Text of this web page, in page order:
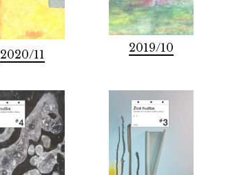
2020/11 2019/10